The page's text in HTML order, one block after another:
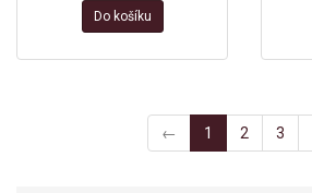
Do košíku
← 1 2 3